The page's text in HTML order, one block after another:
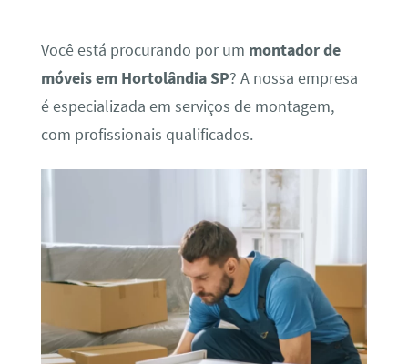
Você está procurando por um montador de
móveis em Hortolândia SP? A nossa empresa
é especializada em serviços de montagem,
com profissionais qualificados.